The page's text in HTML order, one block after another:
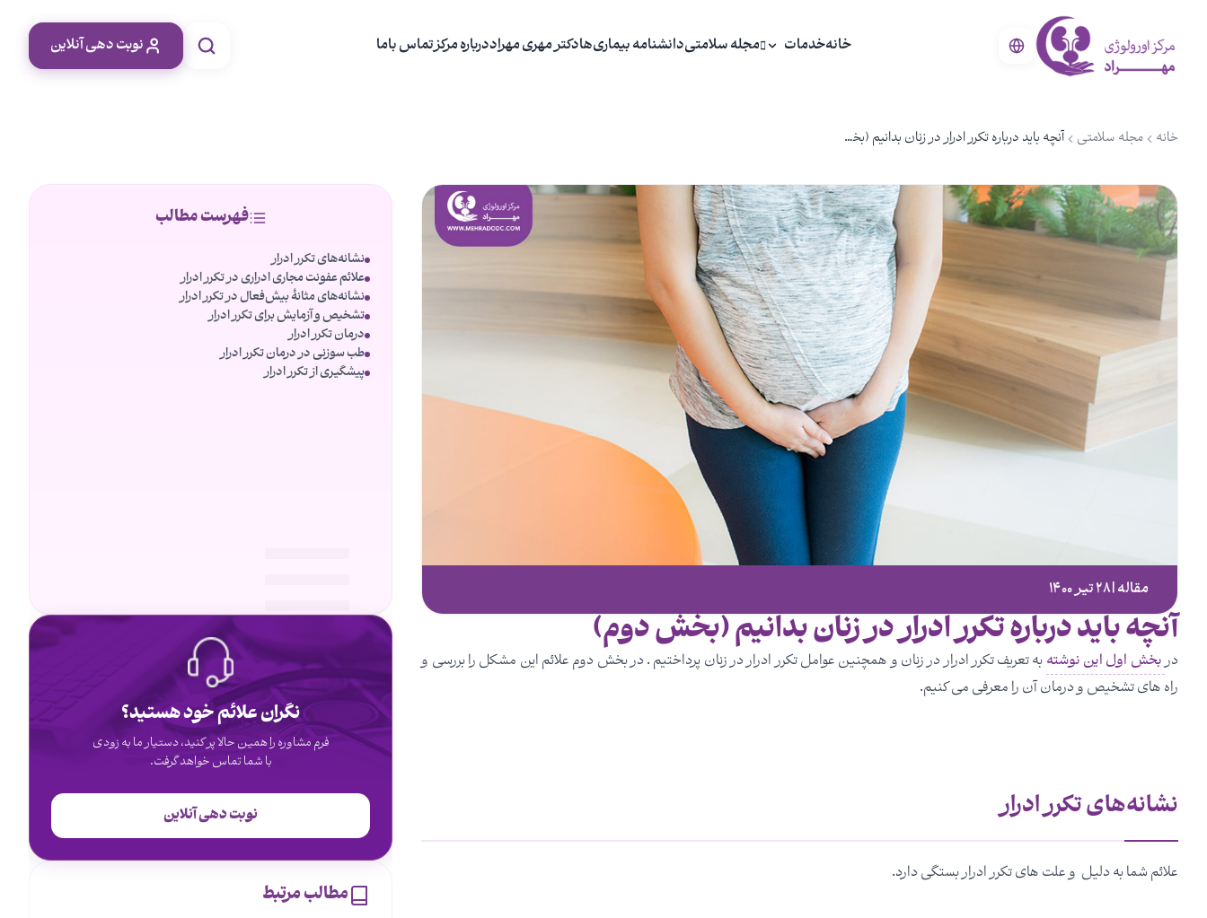
خانهخدمات مجله سلامتیدانشنامه بیماری‌هادکتر مهری مهراددرباره مرکزتماس باما نوبت دهی آنلاین
خانه مجله سلامتی آنچه باید درباره تکرر ادرار در زنان بدانیم (بخش دوم)
مقاله | ۲۸ تیر ۱۴۰۰
آنچه باید درباره تکرر ادرار در زنان بدانیم (بخش دوم)
دربخش اول این نوشتهبه تعریف تکرر ادرار در زنان و همچنین عوامل تکرر ادرار در زنان پرداختیم . در بخش دوم علائم این مشکل را بررسی و
راه های تشخیص و درمان آن را معرفی می کنیم.
نشانه‌های تکرر ادرار
علائم شما به دلیل و علت های تکرر ادرار بستگی دارد.
فهرست مطالب
نشانه‌های تکرر ادرار
علائم عفونت مجاری ادراری در تکرر ادرار
نشانه‌های مثانۀ بیش‌فعال در تکرر ادرار
تشخیص و آزمایش برای تکرر ادرار
درمان تکرر ادرار
طب سوزنی در درمان تکرر ادرار
پیشگیری از تکرر ادرار
نگران علائم خود هستید؟
فرم مشاوره را همین حالا پر کنید، دستیار ما به زودی
با شما تماس خواهد گرفت.
نوبت دهی آنلاین
مطالب مرتبط